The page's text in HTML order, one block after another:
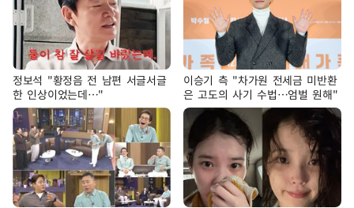
정보석 "황정음 전 남편 서글서글
한 인상이었는데…"
이승기 측 "차가원 전세금 미반환
은 고도의 사기 수법…엄벌 원해"